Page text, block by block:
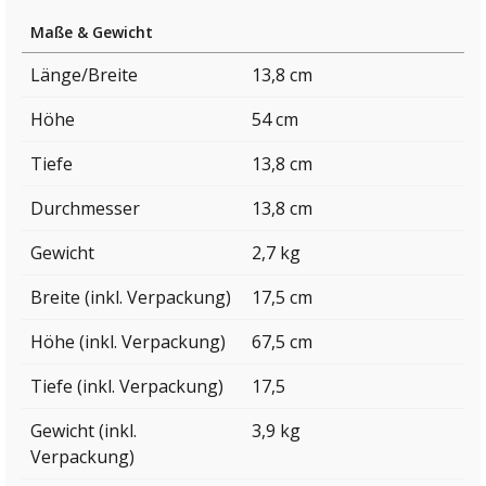
Maße & Gewicht
Länge/Breite
13,8 cm
Höhe
54 cm
Tiefe
13,8 cm
Durchmesser
13,8 cm
Gewicht
2,7 kg
Breite (inkl. Verpackung)
17,5 cm
Höhe (inkl. Verpackung)
67,5 cm
Tiefe (inkl. Verpackung)
17,5
Gewicht (inkl.
Verpackung)
3,9 kg